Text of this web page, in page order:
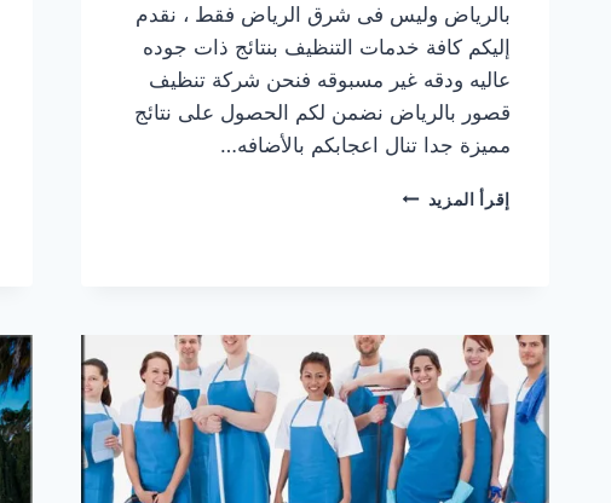
بالرياض وليس فى شرق الرياض فقط ، نقدم
إليكم كافة خدمات التنظيف بنتائج ذات جوده
عاليه ودقه غير مسبوقه فنحن شركة تنظيف
قصور بالرياض نضمن لكم الحصول على نتائج
مميزة جدا تنال اعجابكم بالأضافه…
إقرأ المزيد شركة